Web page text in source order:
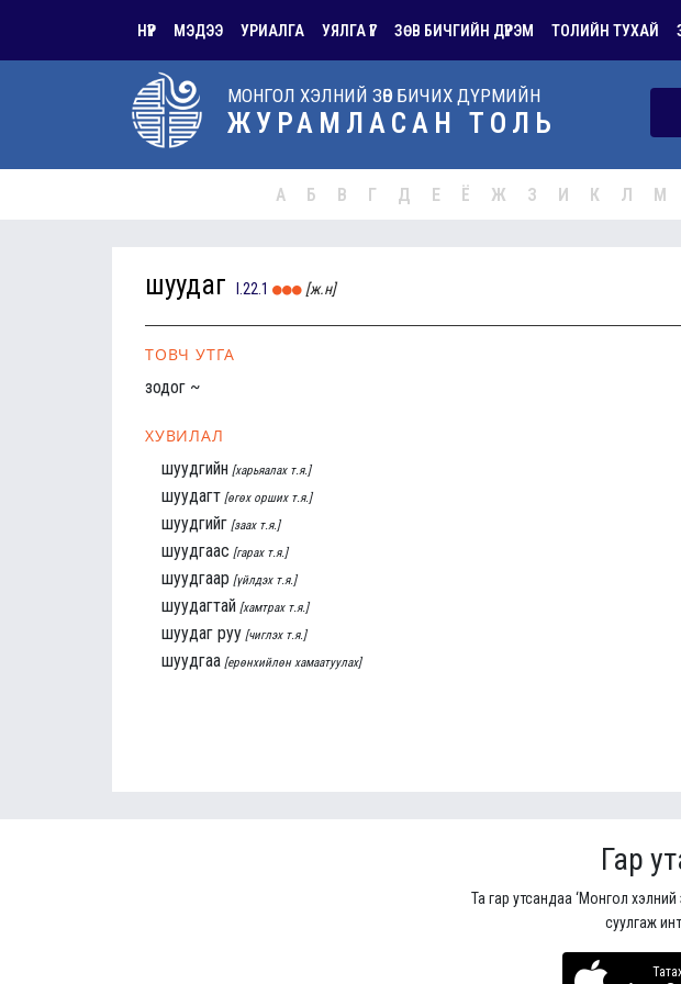
НҮҮР МЭДЭЭ УРИАЛГА УЯЛГА ҮГ ЗӨВ БИЧГИЙН ДҮРЭМ ТОЛИЙН ТУХАЙ
МОНГОЛ ХЭЛНИЙ ЗӨВ БИЧИХ ДҮРМИЙН
ЖУРАМЛАСАН ТОЛЬ
А Б В Г Д Е Ё Ж З И К Л М
шуудаг I.22.1 [ж.н]
ТОВЧ УТГА
зодог ~
ХУВИЛАЛ
шуудгийн [харьяалах т.я.]
шуудагт [өгөх орших т.я.]
шуудгийг [заах т.я.]
шуудгаас [гарах т.я.]
шуудгаар [үйлдэх т.я.]
шуудагтай [хамтрах т.я.]
шуудаг руу [чиглэх т.я.]
шуудгаа [ерөнхийлөн хамаатуулах]
Гар
Та гар утсандаа ‘Монгол
суулгаж